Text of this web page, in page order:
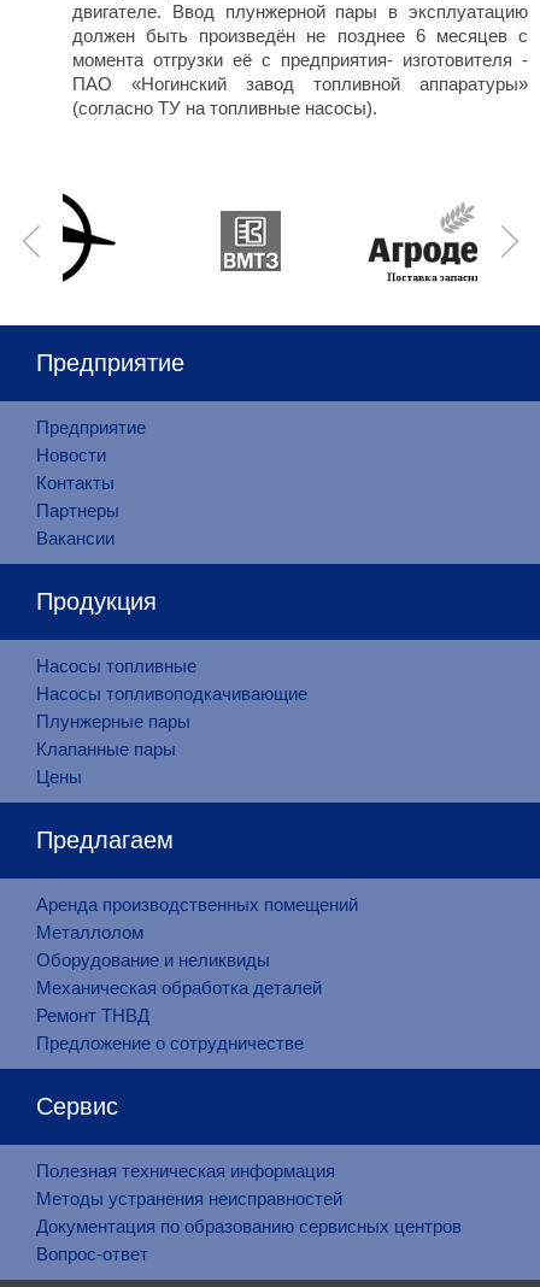
двигателе. Ввод плунжерной пары в эксплуатацию
должен быть произведён не позднее 6 месяцев с
момента отгрузки её с предприятия- изготовителя -
ПАО «Ногинский завод топливной аппаратуры»
(согласно ТУ на топливные насосы).
Предприятие
Предприятие
Новости
Контакты
Партнеры
Вакансии
Продукция
Насосы топливные
Насосы топливоподкачивающие
Плунжерные пары
Клапанные пары
Цены
Предлагаем
Аренда производственных помещений
Металлолом
Оборудование и неликвиды
Механическая обработка деталей
Ремонт ТНВД
Предложение о сотрудничестве
Сервис
Полезная техническая информация
Методы устранения неисправностей
Документация по образованию сервисных центров
Вопрос-ответ